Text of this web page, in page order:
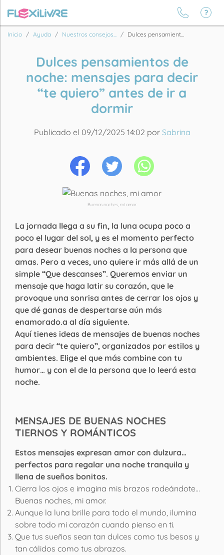
Inicio Ayuda Nuestros consejos... Dulces pensamient...
Dulces pensamientos de
noche: mensajes para decir
“te quiero” antes de ir a
dormir
Publicado el 09/12/2025 14:02 por Sabrina
Buenas noches, mi amor
La jornada llega a su fin, la luna ocupa poco a
poco el lugar del sol, y es el momento perfecto
para desear buenas noches a la persona que
amas. Pero a veces, uno quiere ir más allá de un
simple “Que descanses”. Queremos enviar un
mensaje que haga latir su corazón, que le
provoque una sonrisa antes de cerrar los ojos y
que dé ganas de despertarse aún más
enamorado.a al día siguiente.
Aquí tienes ideas de mensajes de buenas noches
para decir “te quiero”, organizados por estilos y
ambientes. Elige el que más combine con tu
humor… y con el de la persona que lo leerá esta
noche.
MENSAJES DE BUENAS NOCHES
TIERNOS Y ROMÁNTICOS
Estos mensajes expresan amor con dulzura…
perfectos para regalar una noche tranquila y
llena de sueños bonitos.
Cierra los ojos e imagina mis brazos rodeándote…
Buenas noches, mi amor.
Aunque la luna brille para todo el mundo, ilumina
sobre todo mi corazón cuando pienso en ti.
Que tus sueños sean tan dulces como tus besos y
tan cálidos como tus abrazos.